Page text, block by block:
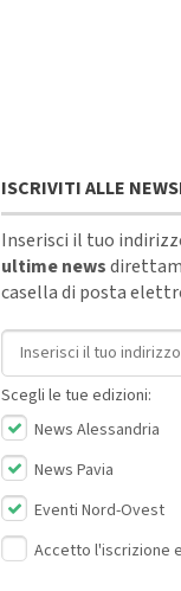
ISCRIVITI ALLE
Inserisci il tuo
ultime news
casella di posta
Indirizzo email
Scegli le tue edizioni:
News Alessandria
News Pavia
Eventi Nord-Ovest
Accetto l'iscrizione